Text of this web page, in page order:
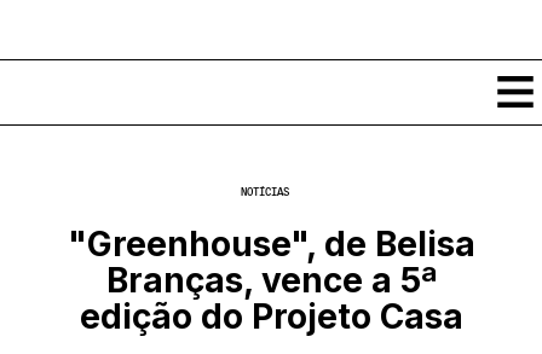
Classificados
Ver todos
Enviar
Espetáculos
NOTÍCIAS
"Greenhouse", de Belisa
Branças, vence a 5ª
edição do Projeto Casa